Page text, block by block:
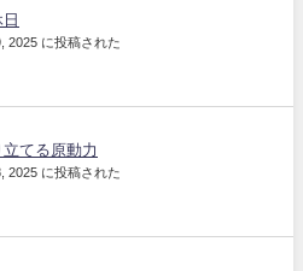
2025 に投稿された
てる原動力
2025 に投稿された